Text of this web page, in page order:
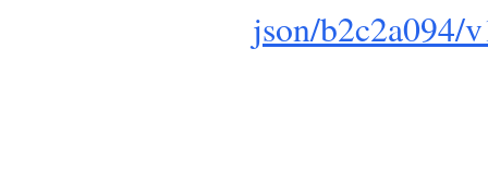
json/b2c2a094/